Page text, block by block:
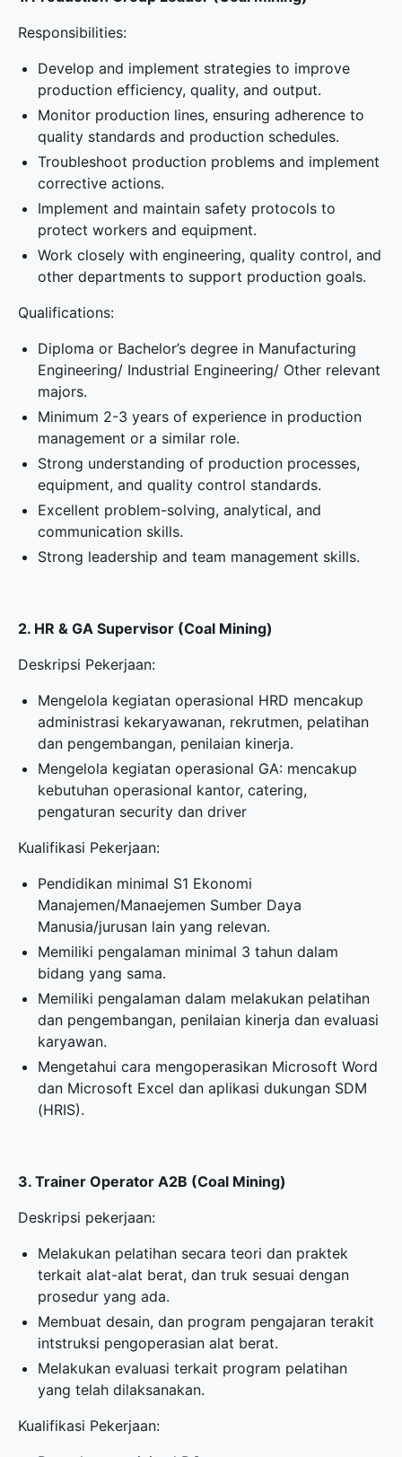
Responsibilities:
Develop and implement strategies to improve
production efficiency, quality, and output.
Monitor production lines, ensuring adherence to
quality standards and production schedules.
Troubleshoot production problems and implement
corrective actions.
Implement and maintain safety protocols to
protect workers and equipment.
Work closely with engineering, quality control, and
other departments to support production goals.
Qualifications:
Diploma or Bachelor’s degree in Manufacturing
Engineering/ Industrial Engineering/ Other relevant
majors.
Minimum 2-3 years of experience in production
management or a similar role.
Strong understanding of production processes,
equipment, and quality control standards.
Excellent problem-solving, analytical, and
communication skills.
Strong leadership and team management skills.
2. HR & GA Supervisor (Coal Mining)
Deskripsi Pekerjaan:
Mengelola kegiatan operasional HRD mencakup
administrasi kekaryawanan, rekrutmen, pelatihan
dan pengembangan, penilaian kinerja.
Mengelola kegiatan operasional GA: mencakup
kebutuhan operasional kantor, catering,
pengaturan security dan driver
Kualifikasi Pekerjaan:
Pendidikan minimal S1 Ekonomi
Manajemen/Manaejemen Sumber Daya
Manusia/jurusan lain yang relevan.
Memiliki pengalaman minimal 3 tahun dalam
bidang yang sama.
Memiliki pengalaman dalam melakukan pelatihan
dan pengembangan, penilaian kinerja dan evaluasi
karyawan.
Mengetahui cara mengoperasikan Microsoft Word
dan Microsoft Excel dan aplikasi dukungan SDM
(HRIS).
3. Trainer Operator A2B (Coal Mining)
Deskripsi pekerjaan:
Melakukan pelatihan secara teori dan praktek
terkait alat-alat berat, dan truk sesuai dengan
prosedur yang ada.
Membuat desain, dan program pengajaran terakit
intstruksi pengoperasian alat berat.
Melakukan evaluasi terkait program pelatihan
yang telah dilaksanakan.
Kualifikasi Pekerjaan: